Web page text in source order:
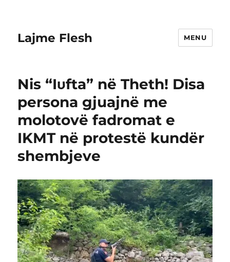
Lajme Flesh MENU
Nis “Iυfta” në Theth! Disa
persona gjuajnë me
molotovë fadromat e
IKMT në protestë kundër
shembjeve